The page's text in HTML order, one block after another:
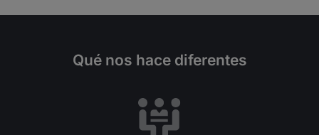
Qué nos hace diferentes